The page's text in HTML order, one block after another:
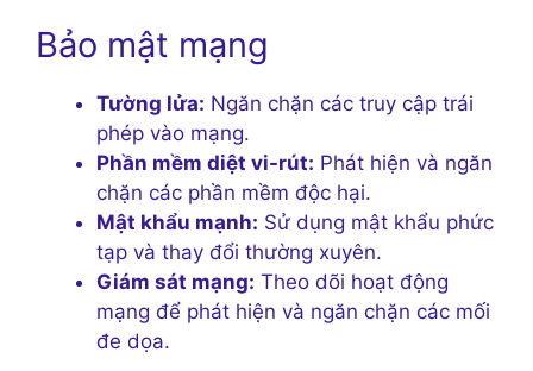
Bảo mật mạng
Tường lửa: Ngăn chặn các truy cập trái
phép vào mạng.
Phần mềm diệt vi-rút: Phát hiện và ngăn
chặn các phần mềm độc hại.
Mật khẩu mạnh: Sử dụng mật khẩu phức
tạp và thay đổi thường xuyên.
Giám sát mạng: Theo dõi hoạt động
mạng để phát hiện và ngăn chặn các mối
đe dọa.